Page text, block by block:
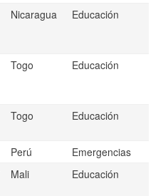
Nicaragua Educación
Togo Educación
Togo Educación
Perú
Emergencias
Mali Educación